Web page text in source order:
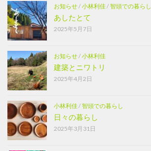
お知らせ/小林利佳/智頭での暮らし
あしたとて
2025年5月7日
お知らせ/小林利佳
建築とニワトリ
2025年4月2日
小林利佳/智頭での暮らし
日々の暮らし
2025年3月31日